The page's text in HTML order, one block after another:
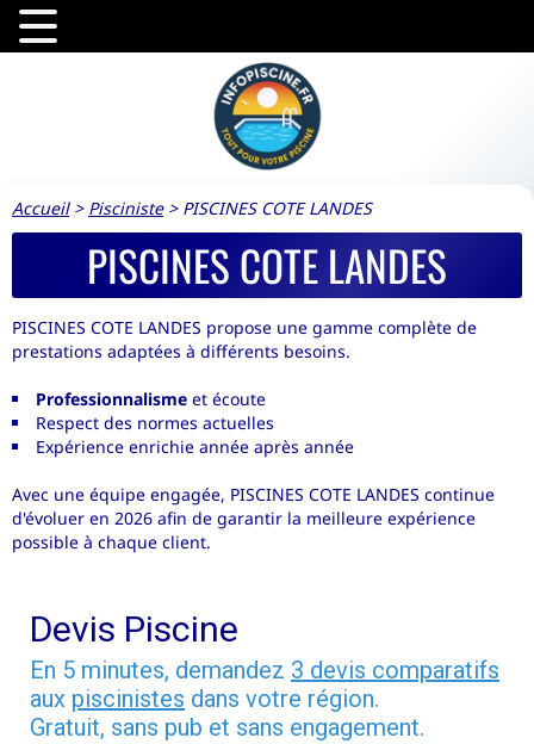
Accueil> Pisciniste> PISCINES COTE LANDES
PISCINES COTE LANDES
PISCINES COTE LANDES propose une gamme complète de
prestations adaptées à différents besoins.
Professionnalisme et écoute
Respect des normes actuelles
Expérience enrichie année après année
Avec une équipe engagée, PISCINES COTE LANDES continue
d'évoluer en 2026 afin de garantir la meilleure expérience
possible à chaque client.
Devis Piscine
En 5 minutes, demandez 3 devis comparatifs
aux piscinistes dans votre région.
Gratuit, sans pub et sans engagement.